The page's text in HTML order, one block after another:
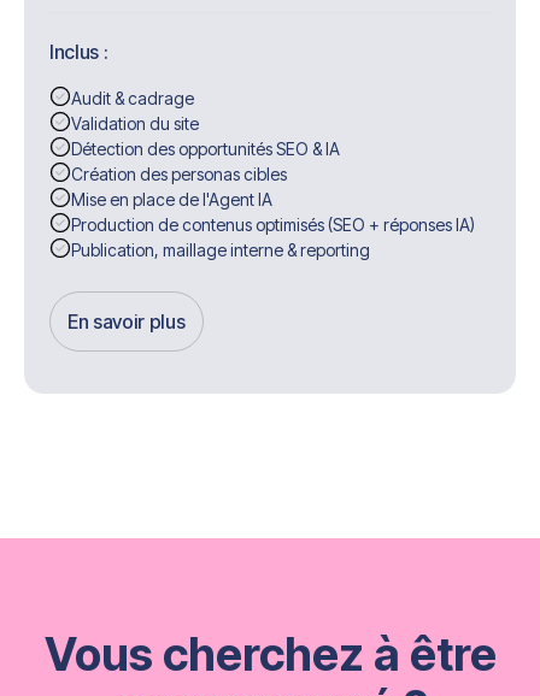
Inclus :
Audit & cadrage
Validation du site
Détection des opportunités SEO & IA
Création des personas cibles
Mise en place de l'Agent IA
Production de contenus optimisés (SEO + réponses IA)
Publication, maillage interne & reporting
En savoir plus
Get Started
Vous cherchez à être